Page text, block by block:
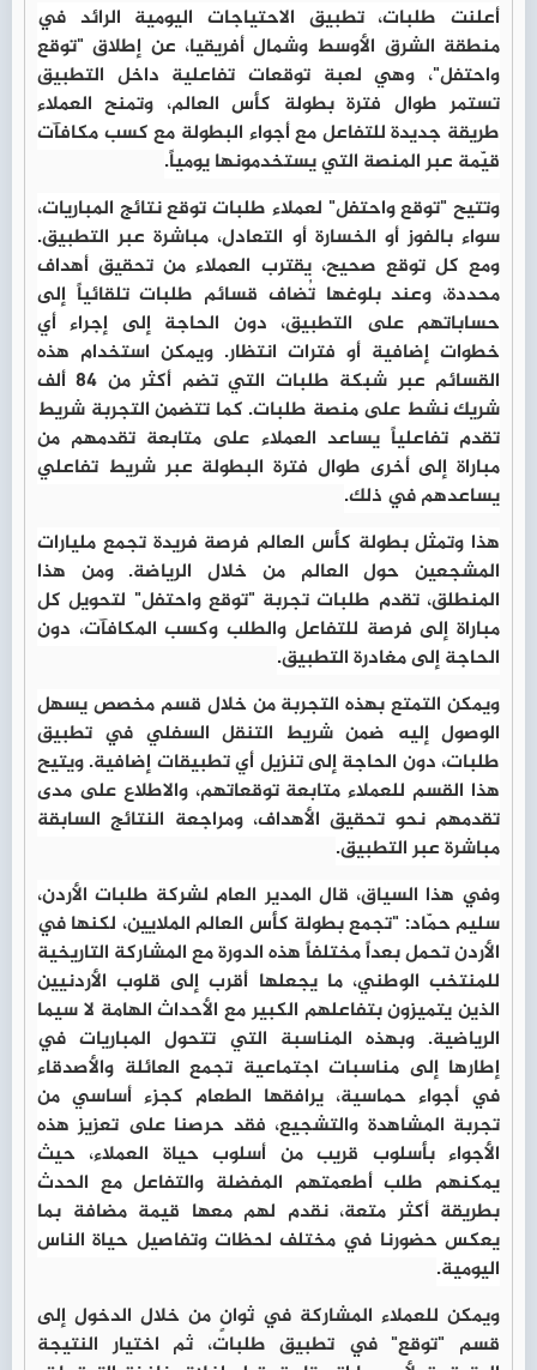
أعلنت طلبات، تطبيق الاحتياجات اليومية الرائد في
منطقة الشرق الأوسط وشمال أفريقيا، عن إطلاق "توقع
واحتفل"، وهي لعبة توقعات تفاعلية داخل التطبيق
تستمر طوال فترة بطولة كأس العالم، وتمنح العملاء
طريقة جديدة للتفاعل مع أجواء البطولة مع كسب مكافآت
قيّمة عبر المنصة التي يستخدمونها يومياً.
وتتيح "توقع واحتفل" لعملاء طلبات توقع نتائج المباريات،
سواء بالفوز أو الخسارة أو التعادل، مباشرة عبر التطبيق.
ومع كل توقع صحيح، يقترب العملاء من تحقيق أهداف
محددة، وعند بلوغها تُضاف قسائم طلبات تلقائياً إلى
حساباتهم على التطبيق، دون الحاجة إلى إجراء أي
خطوات إضافية أو فترات انتظار. ويمكن استخدام هذه
القسائم عبر شبكة طلبات التي تضم أكثر من 84 ألف
شريك نشط على منصة طلبات. كما تتضمن التجربة شريط
تقدم تفاعلياً يساعد العملاء على متابعة تقدمهم من
مباراة إلى أخرى طوال فترة البطولة عبر شريط تفاعلي
يساعدهم في ذلك.
هذا وتمثل بطولة كأس العالم فرصة فريدة تجمع مليارات
المشجعين حول العالم من خلال الرياضة. ومن هذا
المنطلق، تقدم طلبات تجربة "توقع واحتفل" لتحويل كل
مباراة إلى فرصة للتفاعل والطلب وكسب المكافآت، دون
الحاجة إلى مغادرة التطبيق.
ويمكن التمتع بهذه التجربة من خلال قسم مخصص يسهل
الوصول إليه ضمن شريط التنقل السفلي في تطبيق
طلبات، دون الحاجة إلى تنزيل أي تطبيقات إضافية. ويتيح
هذا القسم للعملاء متابعة توقعاتهم، والاطلاع على مدى
تقدمهم نحو تحقيق الأهداف، ومراجعة النتائج السابقة
مباشرة عبر التطبيق.
وفي هذا السياق، قال المدير العام لشركة طلبات الأردن،
سليم حمّاد: "تجمع بطولة كأس العالم الملايين، لكنها في
الأردن تحمل بعداً مختلفاً هذه الدورة مع المشاركة التاريخية
للمنتخب الوطني، ما يجعلها أقرب إلى قلوب الأردنيين
الذين يتميزون بتفاعلهم الكبير مع الأحداث الهامة لا سيما
الرياضية. وبهذه المناسبة التي تتحول المباريات في
إطارها إلى مناسبات اجتماعية تجمع العائلة والأصدقاء
في أجواء حماسية، يرافقها الطعام كجزء أساسي من
تجربة المشاهدة والتشجيع، فقد حرصنا على تعزيز هذه
الأجواء بأسلوب قريب من أسلوب حياة العملاء، حيث
يمكنهم طلب أطعمتهم المفضلة والتفاعل مع الحدث
بطريقة أكثر متعة، نقدم لهم معها قيمة مضافة بما
يعكس حضورنا في مختلف لحظات وتفاصيل حياة الناس
اليومية.
ويمكن للعملاء المشاركة في ثوانٍ من خلال الدخول إلى
قسم "توقع" في تطبيق طلبات، ثم اختيار النتيجة